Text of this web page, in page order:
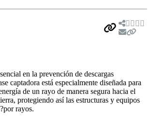
en la prevención de descargas
captadora está especialmente diseñada para
de un rayo de manera segura hacia el
protegiendo así las estructuras y equipos
rayos.